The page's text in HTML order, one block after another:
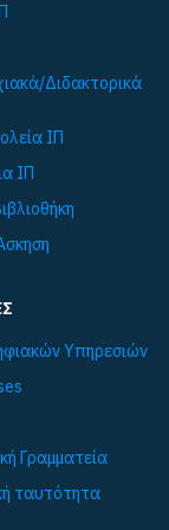
Διδακτορικά
ΙΠ
ΙΠ
Υπηρεσιών
Γραμματεία
ταυτότητα